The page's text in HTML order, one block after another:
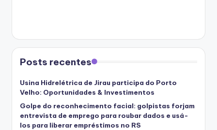
Posts recentes
Usina Hidrelétrica de Jirau participa do Porto
Velho: Oportunidades & Investimentos
Golpe do reconhecimento facial: golpistas forjam
entrevista de emprego para roubar dados e usá-
los para liberar empréstimos no RS